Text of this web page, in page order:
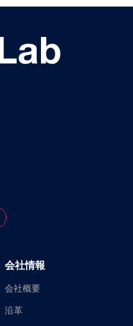
X (formerly Twitter)
us on Instagram
会社情報
会社概要
沿革